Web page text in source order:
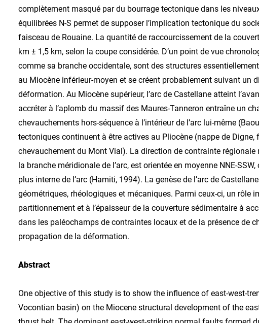
complètement masqué par du bourrage tectonique dans les
équilibrées N-S permet de supposer l’implication tectonique du
faisceau de Rouaine. La quantité de raccourcissement de la
km ± 1,5 km, selon la coupe considérée. D’un point de vue
comme sa branche occidentale, sont des structures
au Miocène inférieur-moyen et se créent probablement suivant un
déformation. Au Miocène supérieur, l’arc de Castellane atteint
accréter à l’aplomb du massif des Maures-Tanneron entraîne un
chevauchements hors-séquence à l’intérieur de l’arc lui-même
tectoniques continuent à être actives au Pliocène (nappe de
chevauchement du Mont Vial). La direction de contrainte
la branche méridionale de l’arc, est orientée en moyenne NNE-
plus interne de l’arc (Hamiti, 1994). La genèse de l’arc de
géométriques, rhéologiques et mécaniques. Parmi ceux-ci, un rôle
partitionnement et à l’épaisseur de la couverture sédimentaire à
dans les paléochamps de contraintes locaux et de la présence de
propagation de la déformation.
Abstract
One objective of this study is to show the influence of east-west-
Vocontian basin) on the Miocene structural development of the